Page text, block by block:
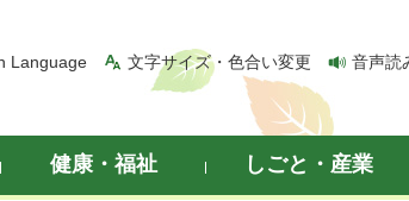
Language 文字サイズ・色合い変更 音声読
健康・福祉 しごと・産業